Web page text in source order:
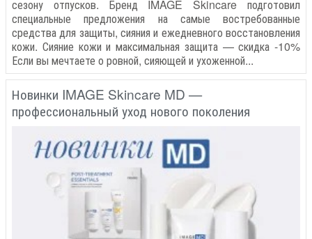
сезону отпусков. Бренд IMAGE Skincare подготовил
специальные предложения на самые востребованные
средства для защиты, сияния и ежедневного восстановления
кожи. Сияние кожи и максимальная защита — скидка -10%
Если вы мечтаете о ровной, сияющей и ухоженной...
Новинки IMAGE Skincare MD —
профессиональный уход нового поколения